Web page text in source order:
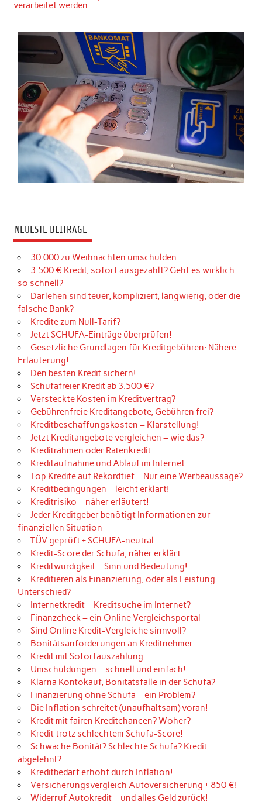
verarbeitet werden.
NEUESTE BEITRÄGE
30.000 zu Weihnachten umschulden
3.500 € Kredit, sofort ausgezahlt? Geht es wirklich
so schnell?
Darlehen sind teuer, kompliziert, langwierig, oder die
falsche Bank?
Kredite zum Null-Tarif?
Jetzt SCHUFA-Einträge überprüfen!
Gesetzliche Grundlagen für Kreditgebühren: Nähere
Erläuterung!
Den besten Kredit sichern!
Schufafreier Kredit ab 3.500 €?
Versteckte Kosten im Kreditvertrag?
Gebührenfreie Kreditangebote, Gebühren frei?
Kreditbeschaffungskosten – Klarstellung!
Jetzt Kreditangebote vergleichen – wie das?
Kreditrahmen oder Ratenkredit
Kreditaufnahme und Ablauf im Internet.
Top Kredite auf Rekordtief – Nur eine Werbeaussage?
Kreditbedingungen – leicht erklärt!
Kreditrisiko – näher erläutert!
Jeder Kreditgeber benötigt Informationen zur
finanziellen Situation
TÜV geprüft + SCHUFA-neutral
Kredit-Score der Schufa, näher erklärt.
Kreditwürdigkeit – Sinn und Bedeutung!
Kreditieren als Finanzierung, oder als Leistung –
Unterschied?
Internetkredit – Kreditsuche im Internet?
Finanzcheck – ein Online Vergleichsportal
Sind Online Kredit-Vergleiche sinnvoll?
Bonitätsanforderungen an Kreditnehmer
Kredit mit Sofortauszahlung
Umschuldungen – schnell und einfach!
Klarna Kontokauf, Bonitätsfalle in der Schufa?
Finanzierung ohne Schufa – ein Problem?
Die Inflation schreitet (unaufhaltsam) voran!
Kredit mit fairen Kreditchancen? Woher?
Kredit trotz schlechtem Schufa-Score!
Schwache Bonität? Schlechte Schufa? Kredit
abgelehnt?
Kreditbedarf erhöht durch Inflation!
Versicherungsvergleich Autoversicherung + 850 €!
Widerruf Autokredit – und alles Geld zurück!